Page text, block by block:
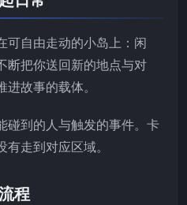
可自由走动的小岛上：闲
断把你送回新的地点与对
故事的载体。
碰到的人与触发的事件。卡
走到对应区域。
程